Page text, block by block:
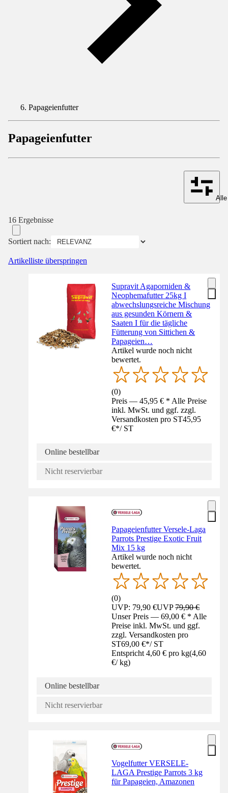
Papageienfutter
Papageienfutter
16 Ergebnisse
Sortiert nach:
Artikelliste überspringen
Supravit Agaporniden &
Neophemafutter 25kg I
abwechslungsreiche Mischung
aus gesunden Körnern &
Saaten I für die tägliche
Fütterung von Sittichen &
Papageien…
Artikel wurde noch nicht
bewertet.
(0)
Preis — 45,95 € * Alle Preise
inkl. MwSt. und ggf. zzgl.
Versandkosten pro ST45,95
€*/ ST
Online bestellbar
Nicht reservierbar
Papageienfutter Versele-Laga
Parrots Prestige Exotic Fruit
Mix 15 kg
Artikel wurde noch nicht
bewertet.
(0)
UVP: 79,90 €UVP79,90 €
Unser Preis — 69,00 € * Alle
Preise inkl. MwSt. und ggf.
zzgl. Versandkosten pro
ST69,00 €*/ ST
Entspricht 4,60 € pro kg(4,60
€/ kg)
Online bestellbar
Nicht reservierbar
Vogelfutter VERSELE-
LAGA Prestige Parrots 3 kg
für Papageien, Amazonen